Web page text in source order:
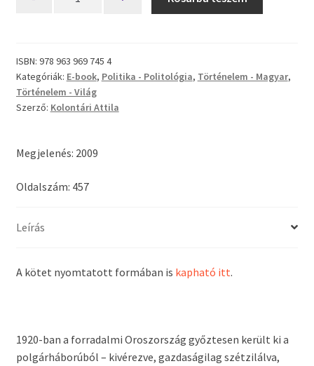
1600 Ft.
1920–
1941
(E-
könyv)
ISBN: 978 963 969 745 4
Kategóriák: E-book, Politika - Politológia, Történelem - Magyar,
Történelem - Világ
Szerző: Kolontári Attila
Megjelenés: 2009
Oldalszám: 457
Leírás
A kötet nyomtatott formában is kapható itt.
1920-ban a forradalmi Oroszország győztesen került ki a
polgárháborúból – kivérezve, gazdaságilag szétzilálva,